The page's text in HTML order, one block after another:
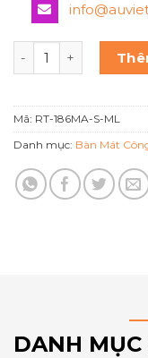
Hoshizaki Bàn mát
Mã: RT-186MA-S-ML
Danh mục: Bàn Mát
DANH